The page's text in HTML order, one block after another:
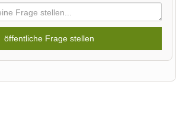
öffentliche Frage stellen